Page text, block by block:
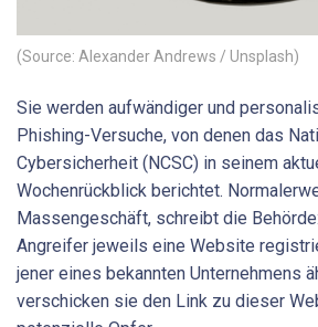
(Source: Alexander Andrews / Unsplash)
Sie werden aufwändiger und
Phishing-Versuche, von denen das
Cybersicherheit (NCSC) in seinem
Wochenrückblick berichtet.
Massengeschäft, schreibt die
Angreifer jeweils eine Website
jener eines bekannten Unternehmens
verschicken sie den Link zu dieser